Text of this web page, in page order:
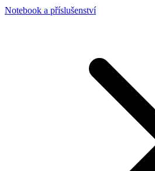
Notebook a příslušenství